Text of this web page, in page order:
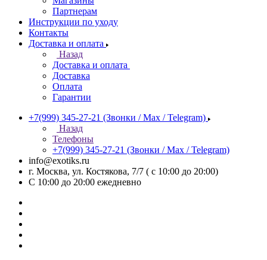
Партнерам
Инструкции по уходу
Контакты
Доставка и оплата
Назад
Доставка и оплата
Доставка
Оплата
Гарантии
+7(999) 345-27-21 (Звонки / Max / Telegram)
Назад
Телефоны
+7(999) 345-27-21 (Звонки / Max / Telegram)
info@exotiks.ru
г. Москва, ул. Костякова, 7/7 ( с 10:00 до 20:00)
С 10:00 до 20:00 ежедневно